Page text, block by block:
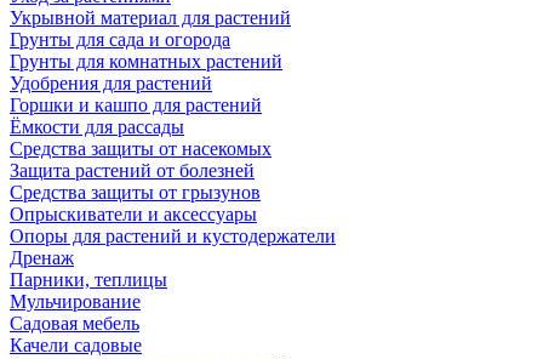
Укрывной материал для растений
Грунты для сада и огорода
Грунты для комнатных растений
Удобрения для растений
Горшки и кашпо для растений
Ёмкости для рассады
Средства защиты от насекомых
Защита растений от болезней
Средства защиты от грызунов
Опрыскиватели и аксессуары
Опоры для растений и кустодержатели
Дренаж
Парники, теплицы
Мульчирование
Садовая мебель
Качели садовые